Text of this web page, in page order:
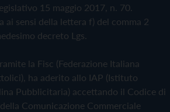
15 maggio 2017, n. 70.
ai sensi della lettera f) del comma 2
decreto Lgs.
la Fisc (Federazione Italiana
ha aderito allo IAP (Istituto
Pubblicitaria) accettando il Codice di
Comunicazione Commerciale